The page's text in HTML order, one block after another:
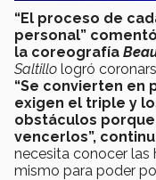
“El proceso de
personal”
la coreografía
Saltillo logró
“Se convierten en
exigen el triple y
obstáculos
vencerlos”,
necesita conocer las
mismo para poder